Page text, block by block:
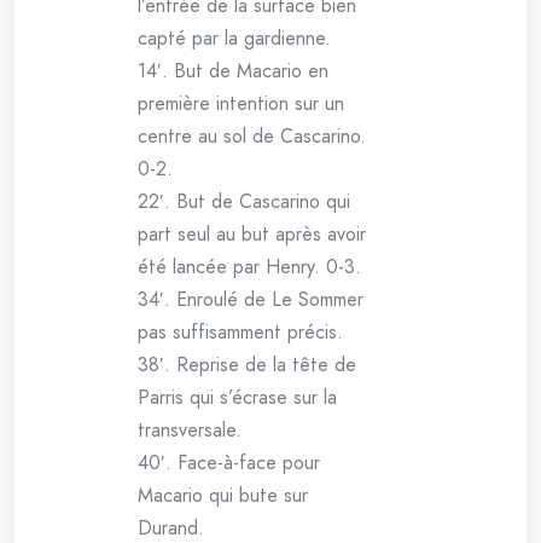
capté par la gardienne.
14′. But de Macario en
première intention sur un
centre au sol de Cascarino.
0-2.
22′. But de Cascarino qui
part seul au but après avoir
été lancée par Henry. 0-3.
34′. Enroulé de Le Sommer
pas suffisamment précis.
38′. Reprise de la tête de
Parris qui s’écrase sur la
transversale.
40′. Face-à-face pour
Macario qui bute sur
Durand.